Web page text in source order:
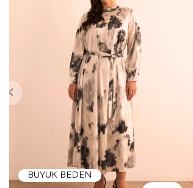
BÜYÜK BEDEN